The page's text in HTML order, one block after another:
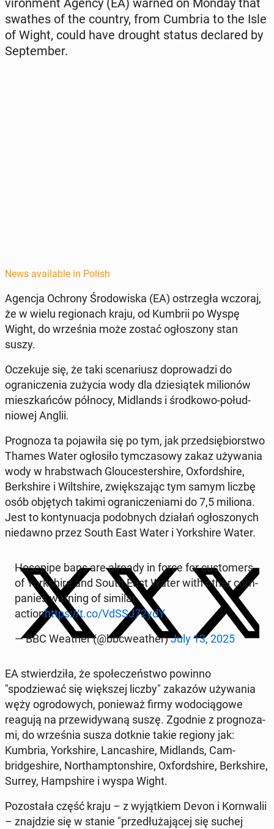
vi­ron­ment Agency (EA) warned on Monday that
swathes of the country, from Cumbria to the Isle
of Wight, could have drought status de­clared by
Sep­tem­ber.
News available in Polish
Agencja Ochrony Środowiska (EA) os­trzegła wczoraj,
że w wielu re­gionach kraju, od Kumbrii po Wyspę
Wight, do wrześ­nia może zostać ogłos­zony stan
suszy.
Oczeku­je się, że taki sce­nar­iusz do­prowadzi do
ograniczenia zużycia wody dla dziesiątek mil­ionów
mieszkańców północy, Mid­lands i środ­kowo-połud­
niowej Anglii.
Prog­noza ta po­jaw­iła się po tym, jak przed­siębiorstwo
Thames Water ogłosiło tym­cza­sowy zakaz uży­wa­nia
wody w hrab­st­wach Glouces­ter­shire, Ox­ford­shire,
Berk­shire i Wilt­shire, zwięk­sza­jąc tym samym liczbę
osób ob­ję­tych takimi ograniczeni­a­mi do 7,5 miliona.
Jest to kon­tynu­ac­ja podob­nych działań ogłos­zonych
niedawno przez South East Water i York­shire Water.
Hosepipe bans are already in force for cus­tomers
of York­shire and South East Water with other com­
pa­nies warning of similar
actionhttps://t.co/VdSSJ72ydY
— BBC Weather (@bbcweath­er)July 13, 2025
EA stwierdz­iła, że społeczeńst­wo powinno
"spodziewać się więk­szej liczby" zakazów uży­wa­nia
węży ogrodowych, ponieważ firmy wodocią­gowe
reagują na przewidy­waną suszę. Zgodnie z prog­noza­
mi, do wrześ­nia susza dotknie takie regiony jak:
Kumbria, York­shire, Lan­cashire, Mid­lands, Cam­
bridgeshire, Northamp­ton­shire, Ox­ford­shire, Berk­shire,
Surrey, Hamp­shire i wyspa Wight.
Po­została część kraju – z wyjątkiem Devon i Ko­rn­walii
– zna­jdzie się w stanie "przedłuża­jącej się suchej